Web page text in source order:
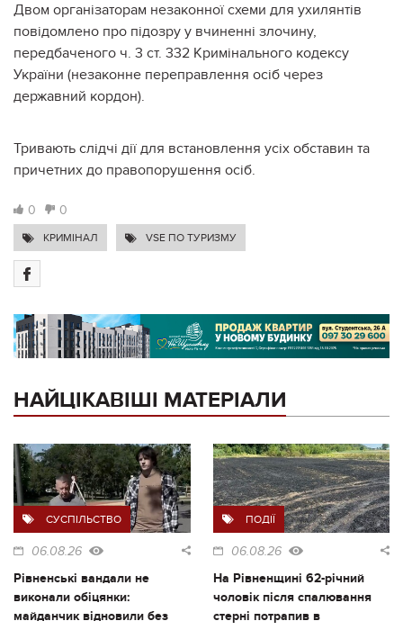
Двом організаторам незаконної схеми для ухилянтів
повідомлено про підозру у вчиненні злочину,
передбаченого ч. 3 ст. 332 Кримінального кодексу
України (незаконне переправлення осіб через
державний кордон).
Тривають слідчі дії для встановлення усіх обставин та
причетних до правопорушення осіб.
0 0
КРИМІНАЛ VSE ПО ТУРИЗМУ
НАЙЦІКАВІШІ МАТЕРІАЛИ
СУСПІЛЬСТВО
06.08.26
Рівненські вандали не
виконали обіцянки:
майданчик відновили без
ПОДІЇ
06.08.26
На Рівненщині 62-річний
чоловік після спалювання
стерні потрапив в